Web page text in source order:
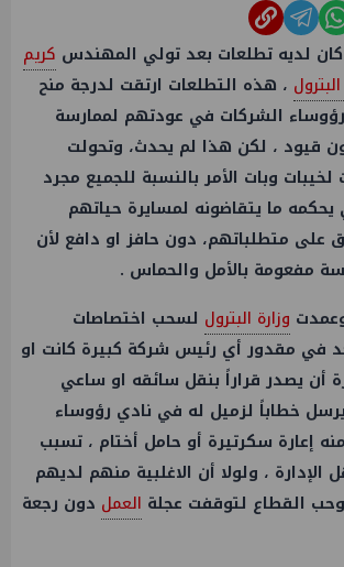
لديه تطلعات بعد تولي المهندس كريم
، هذه التطلعات ارتقت لدرجة منح
الشركات في عودتهم لممارسة
قيود ، لكن هذا لم يحدث، وتحولت
لخيبات وبات الأمر بالنسبة للجميع مجرد
ما يتقاضونه لمسايرة حياتهم
على متطلباتهم، دون حافز او دافع لأن
مفعومة بالأمل والحماس .
وزارة البترول لسحب اختصاصات
في مقدور أي رئيس شركة كبيرة كانت او
أن يصدر قراراً بنقل سائقه او ساعي
خطاباً لزميل له في نادي رؤوساء
إعارة سكرتيرة أو حامل أختام ، تسبب
الإدارة ، ولولا أن الاغلبية منهم لديهم
القطاع لتوقفت عجلة العمل دون رجعة